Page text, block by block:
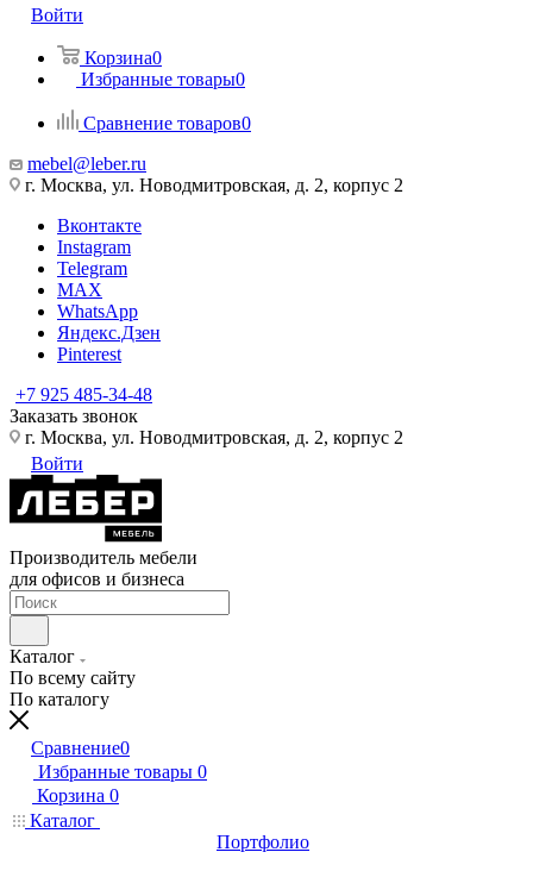
Войти
Корзина0
Избранные товары0
Сравнение товаров0
mebel@leber.ru
г. Москва, ул. Новодмитровская, д. 2, корпус 2
Вконтакте
Instagram
Telegram
MAX
WhatsApp
Яндекс.Дзен
Pinterest
+7 925 485-34-48
Заказать звонок
г. Москва, ул. Новодмитровская, д. 2, корпус 2
Войти
Производитель мебели
для офисов и бизнеса
Каталог
По всему сайту
По каталогу
Сравнение0
Избранные товары 0
Корзина 0
Каталог
Портфолио